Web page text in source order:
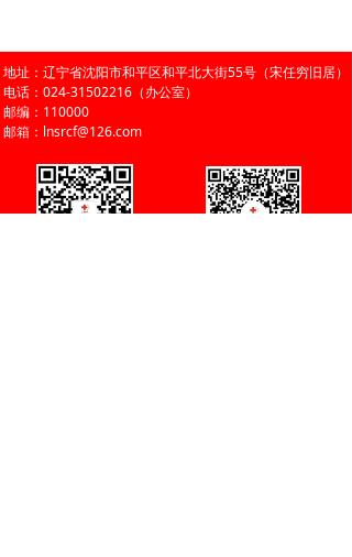
地址：辽宁省沈阳市和平区和平北大街55号（宋任穷旧居）
电话：024-31502216（办公室）
邮编：110000
邮箱：lnsrcf@126.com